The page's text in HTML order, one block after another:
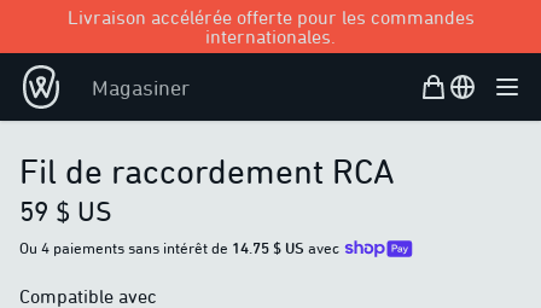
Livraison accélérée offerte pour les commandes
internationales.
Magasiner Panier d’achat
Open user
Fil de raccordement RCA
59 $ US
Ou 4 paiements sans intérêt de 14.75 $ US avec
Compatible avec